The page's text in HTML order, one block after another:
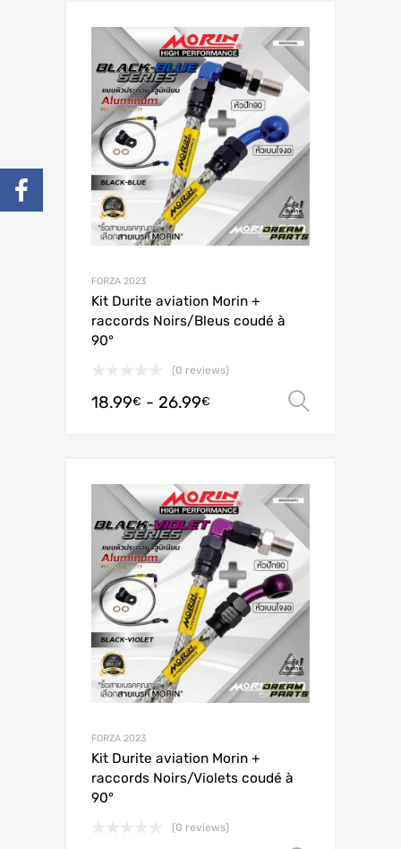
FORZA 2023
Kit Durite aviation Morin +
raccords Noirs/Bleus coudé à
90°
(0 reviews)
18.99€ - 26.99€
FORZA 2023
Kit Durite aviation Morin +
raccords Noirs/Violets coudé à
90°
(0 reviews)